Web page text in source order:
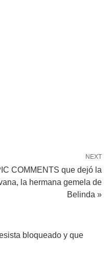
NEXT
COMMENTS que dejó la
la hermana gemela de
Belinda »
bloqueado y que